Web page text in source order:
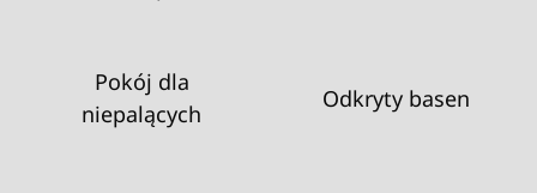
Pokój dla
niepalących
Odkryty basen